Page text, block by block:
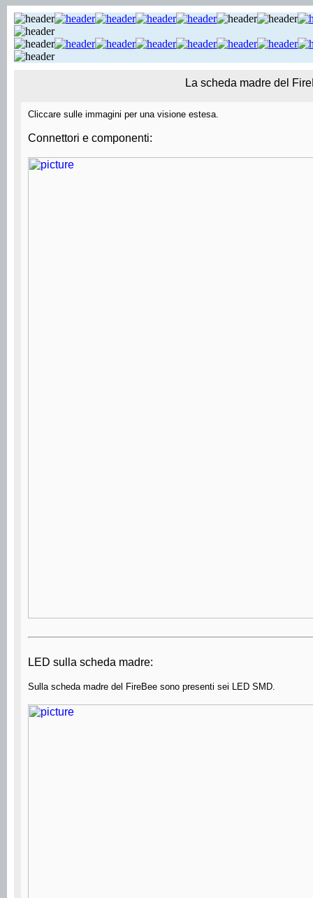
La scheda madre del
Cliccare sulle immagini per una visione estesa.
Connettori e componenti:
LED sulla scheda madre:
Sulla scheda madre del FireBee sono presenti sei LED SMD.